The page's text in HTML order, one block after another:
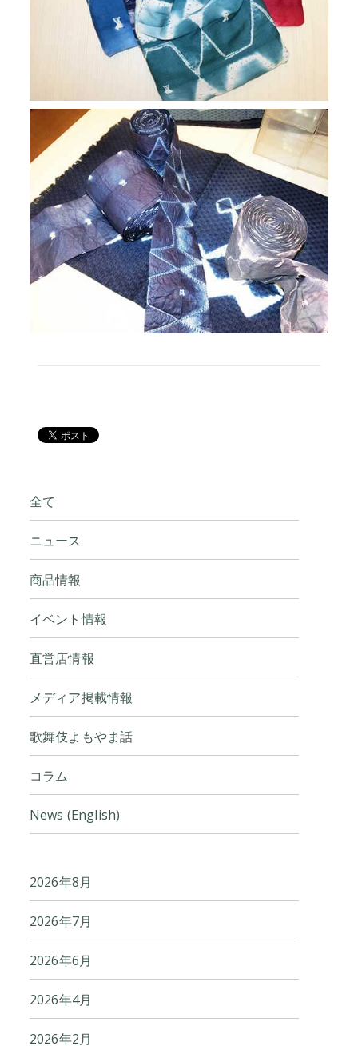
全て
ニュース
商品情報
イベント情報
直営店情報
メディア掲載情報
歌舞伎よもやま話
コラム
News (English)
2026年8月
2026年7月
2026年6月
2026年4月
2026年2月